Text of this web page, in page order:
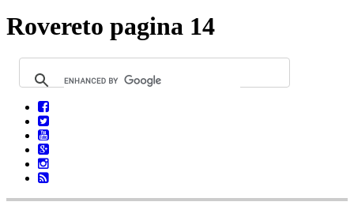
Rovereto pagina 14